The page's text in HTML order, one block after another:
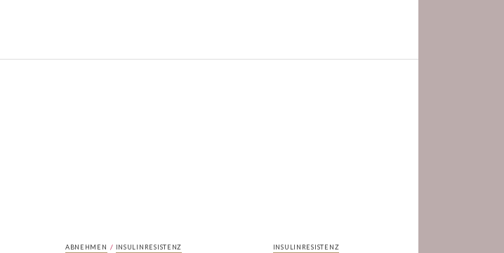
ABNEHMEN / INSULINRESISTENZ INSULINRESISTENZ